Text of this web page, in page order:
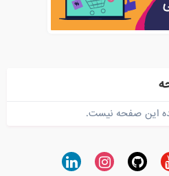
این صفحه نیست.